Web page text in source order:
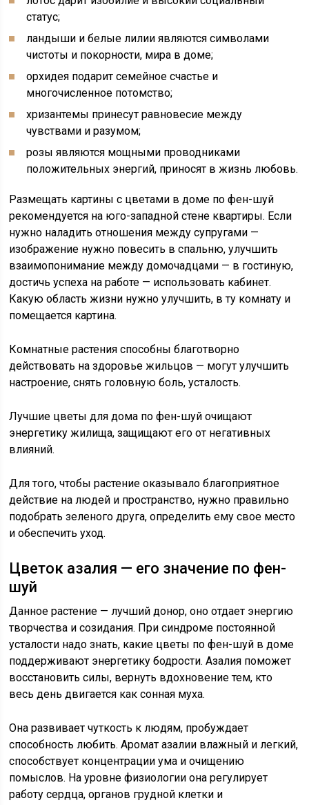
статус;
ландыши и белые лилии являются символами
чистоты и покорности, мира в доме;
орхидея подарит семейное счастье и
многочисленное потомство;
хризантемы принесут равновесие между
чувствами и разумом;
розы являются мощными проводниками
положительных энергий, приносят в жизнь любовь.
Размещать картины с цветами в доме по фен-шуй
рекомендуется на юго-западной стене квартиры. Если
нужно наладить отношения между супругами —
изображение нужно повесить в спальню, улучшить
взаимопонимание между домочадцами — в гостиную,
достичь успеха на работе — использовать кабинет.
Какую область жизни нужно улучшить, в ту комнату и
помещается картина.
Комнатные растения способны благотворно
действовать на здоровье жильцов — могут улучшить
настроение, снять головную боль, усталость.
Лучшие цветы для дома по фен-шуй очищают
энергетику жилища, защищают его от негативных
влияний.
Для того, чтобы растение оказывало благоприятное
действие на людей и пространство, нужно правильно
подобрать зеленого друга, определить ему свое место
и обеспечить уход.
Цветок азалия — его значение по фен-
шуй
Данное растение — лучший донор, оно отдает энергию
творчества и созидания. При синдроме постоянной
усталости надо знать, какие цветы по фен-шуй в доме
поддерживают энергетику бодрости. Азалия поможет
восстановить силы, вернуть вдохновение тем, кто
весь день двигается как сонная муха.
Она развивает чуткость к людям, пробуждает
способность любить. Аромат азалии влажный и легкий,
способствует концентрации ума и очищению
помыслов. На уровне физиологии она регулирует
работу сердца, органов грудной клетки и